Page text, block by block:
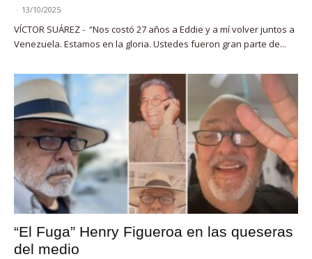
- 13/10/2025
VÍCTOR SUÁREZ - “Nos costó 27 años a Eddie y a mí volver juntos a
Venezuela. Estamos en la gloria. Ustedes fueron gran parte de...
“El Fuga” Henry Figueroa en las queseras
del medio